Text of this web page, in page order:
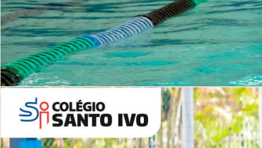
Período Integral | Saiba mais
INSTITUCIONAL